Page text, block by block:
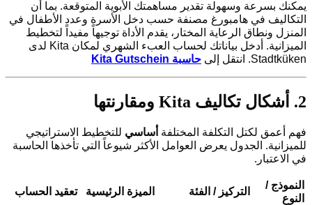
يمكنك بسرعة وسهولة تقدير مساهمتك الأبوية المتوقعة. بما أن
التكاليف في هامبورغ مصنفة حسب دخل الأسرة وعدد الأطفال في
المنزل ونطاق الرعاية المختار، يقدم الأداة توجيهاً مفيداً لتخطيط
الميزانية. أدخل بياناتك لحساب العبء الشهري لمكان Kita لدى
Stadtküken. انتقل إلى
حاسبة Kita Gutschein
2. أشكال تكاليف Kita ومقارنتها
فهم أعمق لكتل التكلفة المختلفة أساسي للتخطيط الاستراتيجي
للميزانية. الجدول يعرض العوامل الأكثر شيوعاً التي تأخذها الحاسبة
في الاعتبار.
النموذج /
النوع
التركيز / الفئة الميزة الرئيسية
تعقيد الحساب